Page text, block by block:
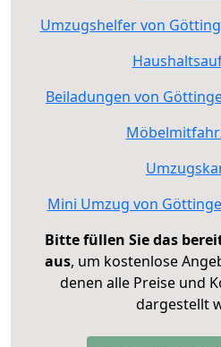
Umzugshelfer von
Beiladungen von
Mini Umzug von
Bitte füllen Sie das
aus, um kostenlose
denen alle Preise und
dargestellt